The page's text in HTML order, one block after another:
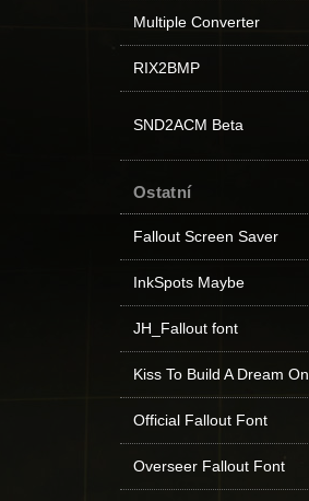
Multiple Converter
RIX2BMP
SND2ACM Beta
Ostatní
Fallout Screen Saver
InkSpots Maybe
JH_Fallout font
Kiss To Build A Dream On
Official Fallout Font
Overseer Fallout Font